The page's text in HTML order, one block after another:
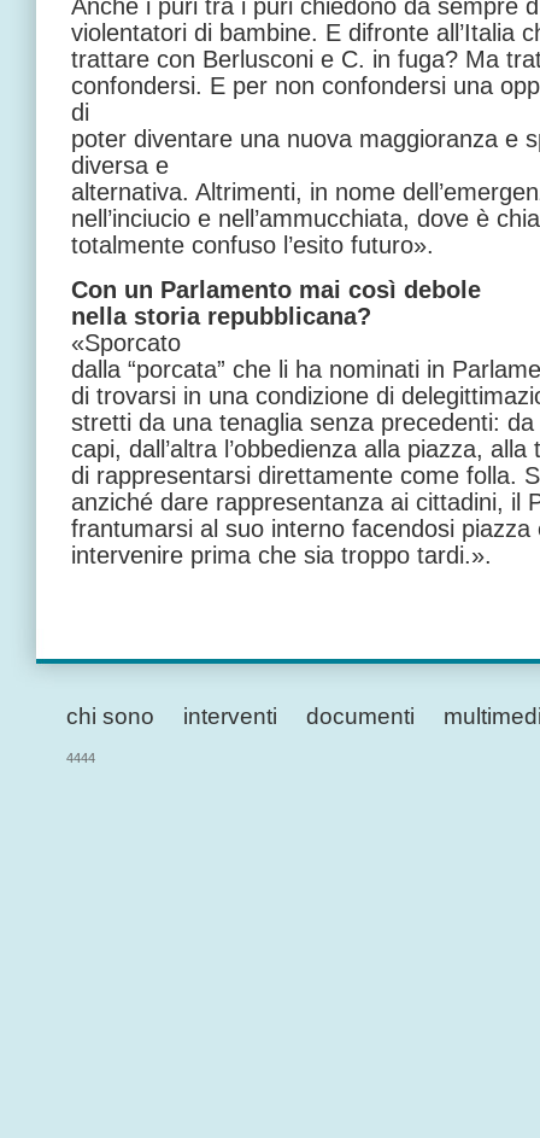
Anche i puri tra i puri chiedono da sempre
violentatori di bambine. E difronte all’Italia
trattare con Berlusconi e C. in fuga? Ma
confondersi. E per non confondersi una
di
poter diventare una nuova maggioranza e
diversa e
alternativa. Altrimenti, in nome
nell’inciucio e nell’ammucchiata, dove è
totalmente confuso l’esito futuro».
Con un Parlamento mai così debole
nella storia repubblicana?
«Sporcato
dalla “porcata” che li ha nominati in
di trovarsi in una condizione di
stretti da una tenaglia senza precedenti: da
capi, dall’altra l’obbedienza alla piazza,
di rappresentarsi direttamente come folla.
anziché dare rappresentanza ai cittadini, il
frantumarsi al suo interno facendosi
intervenire prima che sia troppo tardi.».
chi sono interventi documenti
4444